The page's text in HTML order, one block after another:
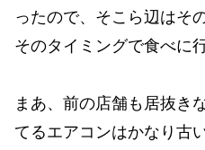
ったので、そこら辺はそ
そのタイミングで食べに
まあ、前の店舗も居抜き
てるエアコンはかなり古